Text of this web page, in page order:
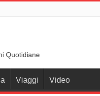
Quotidiane
Viaggi Video